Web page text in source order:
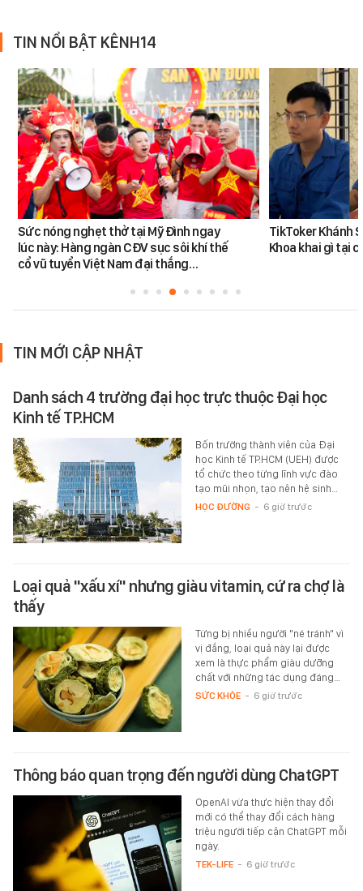
TIN NỔI BẬT KÊNH14
Sức nóng nghẹt thở tại Mỹ Đình ngay
lúc này: Hàng ngàn CĐV sục sôi khí thế
cổ vũ tuyển Việt Nam đại thắng…
TikToker Khánh
Khoa khai gì tại
TIN MỚI CẬP NHẬT
Danh sách 4 trường đại học trực thuộc Đại học
Kinh tế TP.HCM
Bốn trường thành viên của Đại
học Kinh tế TP.HCM (UEH) được
tổ chức theo từng lĩnh vực đào
tạo mũi nhọn, tạo nên hệ sinh…
HỌC ĐƯỜNG - 6 giờ trước
Loại quả "xấu xí" nhưng giàu vitamin, cứ ra chợ là
thấy
Từng bị nhiều người "né tránh" vì
vị đắng, loại quả này lại được
xem là thực phẩm giàu dưỡng
chất với những tác dụng đáng…
SỨC KHỎE - 6 giờ trước
Thông báo quan trọng đến người dùng ChatGPT
OpenAI vừa thực hiện thay đổi
mới có thể thay đổi cách hàng
triệu người tiếp cận ChatGPT mỗi
ngày.
TEK-LIFE - 6 giờ trước